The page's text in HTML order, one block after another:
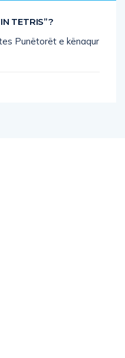
TETRIS”?
Punëtorët e kënaqur